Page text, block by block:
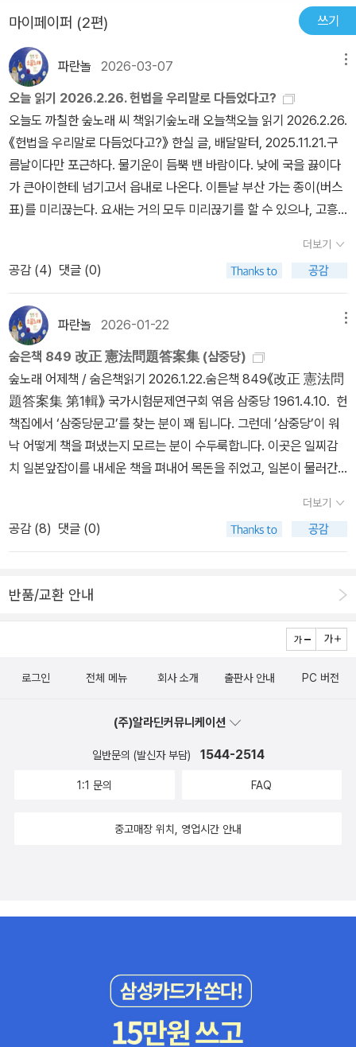
는 이름 아래 법과 제도의 보호를 받으며 행복을 추구해야 하는 대한
민국 국민으로, <헌법 필사>는 헌법에 어떤 내용이 있는지를 확실히
알 수 있게 합니다. 이 책을 통해 대한민국 헌법을 처음부터 끝까지 보
고 쓸 수 있습니다. 왼쪽은 헌법 내용이, 오른쪽엔 따라 쓸 수 있게 밑
줄이 그어져 있고, 스프링노트라 필사하기에 편합니다. 딱딱해서 이
해하기 힘든 법조문을 필사하다 보면 조금씩 이해할 수 있게 됩니다.
소설, 시, 명언 등을 필사하는 것도 좋지만, 특히 헌법을 필사해야 하
는 이유가 여기에 있습니다. 눈으로 읽기만 해선 무슨 말인지 알기 힘
든 법조문을 눈으로 보고 손으로 따라 쓰면, 머리를 거쳐 마음까지 와
닿게 됩니다. <헌법 필사>를 통해 대한민국 국민으로 헌법의 가치를
민국은 민주공화국이다'이고제2조가 '대한민국의 주권은 국민에게
있고, 모든 권력은 국민으로부터 나온다'입니다한번쯤은 들어보셨
죠?뭔가 시작부터 엄숙해지더라고요​제2장부터는 이 국민에 대한 조
항이 좀 더 자세히 기술되어요'모든 국민은 법 앞에 평등하다'는 제 11
조 1항에 나오고요그리고 국민의 자유와 권리에 대한 이야기가 나와
서진지하게 필사를 해가면서 그 내용들을 곱씹게 되더라고요​필사가
좋은 이유가 바로 여기에 있는 것 같아요우선 왼쪽 원문을 한번 눈으
로 읽고그 원문을 오른쪽에 손으로 한번 써본 뒤다시 한번 그 문장을
머릿속으로 곱씹으면서그 의미를 되새길 수 있거든요헌법은 한번쯤
서 매우 유익한 시간을 보내게 되었어요​제40조부터 시작하는 국회
에 대한 부분도 매우 흥미롭게 필사했어요특히 국회의 정기회에 대한
부분에 대하여 알 수 있게 되어 좋았습니다또한 국회의 예산안 심의
나 정부의 회계연도에 관한 사항과제65조 탄핵에 대한 사항은 정말
꼼꼼하게 공부한것 같아요우리나라도 탄핵이 이루어졌었기 때문에좀
더 관심이가는 항목이었습니다​그 다음으로 정부에 대한 제4장으로
넘어가면대통령과 국무총리와 국무위원등에 대하여 알게 됩니다정치
에 관심이 크게 없던 저도 이 부분을 읽으면서이제는 정치에 관심이
갈 것 같다는 생각이 들었고정치에 좀 더 관심을 가져야하겠다고 다
짐했습니다​감사원에 대한 항목으로 넘어가면서헌법은 드디어 제100
조까지 나갑니다​법원에 대한 장으로 넘어가면서 101조부터 진행된
등으로 세분화 되어 나가는데요나중에는 더 관심이 가는 분야에 대한
라를 더 잘 알게 되었다는 느낌이었어요법에 관심이 없던 분들도이렇
게 130개의 헌법 조문들을 주욱 필사해보는 경험을 통해우리나라 법
에 대한 관심도가 더 높아질 것 같습니다​필사 하는 것을 좋아하시는
분들이 종종 있는데이 책 추천드립니다^^'이 리뷰는 컬처블룸을 통해
'헌법 필사/더휴먼' 도서 서평단 모집 (발표일: 11/9) - 5 (컬처블룸
마이페이퍼 (2편) 쓰기
파란놀 2026-03-07
오늘 읽기 2026.2.26. 헌법을 우리말로 다듬었다고?
오늘도 까칠한 숲노래 씨 책읽기숲노래 오늘책오늘 읽기 2026.2.26.
《헌법을 우리말로 다듬었다고?》 한실 글, 배달말터, 2025.11.21.구
름날이다만 포근하다. 물기운이 듬뿍 밴 바람이다. 낮에 국을 끓이다
가 큰아이한테 넘기고서 읍내로 나온다. 이튿날 부산 가는 종이(버스
표)를 미리끊는다. 요새는 거의 모두 미리끊기를 할 수 있으나, 고흥
이 시외버스는 순천을 거치는데, 순천에서는 미리끊기를 할 수 있더
라. 낮에 빨래를 담가 놓고서 헹구지 않은 줄 저녁에 알아차린다. 저물
녘에 헹구어 마당에서 한동안 말리고서 집으로 들인다. 아이들한테
‘까칠말씨·거친말씨’ 둘이 어떻게 다른지 들려준다. 눈치를 볼 까닭이
없이 속빛을 보면서 참말을 하기에 ‘까칠’하다면, 남도 나도 안 보면서
겉에 얽매이기에 ‘거칠’다. 눈여겨보지 않거나 귀담아듣지 않으면 ‘까
칠·거칠’을 못 가린다. 《헌법을 우리말로 다듬었다고?》를 읽었다. 으
뜸길(헌법)을 다룬 책이 꽤 있고, 이오덕 님도 으뜸길을 어린이가 읽
을 만하게 손질한 책을 내놓기도 했다. 굳이 길(법)을 손질해야 할까
싶기도 했지만, 여러 사람이 여러 눈길로 으뜸길을 손질한다면, 이러
한 글이 길잡이 구실을 하면서 말길과 글길을 가다듬는 눈금으로 삼
을 수 있을 듯하다. 나도 나중에 ‘길손질’을 해봐야겠다. 우리나라는
아직도 일본한자말과 일본말씨와 옮김말씨를 버무려야 똑똑하다(전
를 아름답게 가꾸는 첫길을 연다고 본다.ㅍㄹㄴ글 : 숲노래·파란놀(최
는 말밑 꾸러미 사전》, 《미래세대를 위한 우리말과 문해력》, 《들꽃내
음 따라 걷다가 작은책집을 보았습니다》, 《우리말꽃》, 《쉬운 말이 평
화》, 《곁말》, 《책숲마실》, 《우리말 수수께끼 동시》, 《시골에서 살림
klove+40년 전 사건 '미투'한 60대 여성의 호소 '민주당은 성비위
429400與, 법왜곡죄 본회의 상정 직전 또 수정…법조계선 우려 여
전(종합2보)https://n.news.naver.com/mnews/article/001/0
기의혹 1호로 정원오부터 조사해야'https://n.news.naver.com/m
100+Shelly-Ann Fraser-Pryce DESTROYS Parents In So
w.youtube.com/watch?v=ImkckLE4rSQ100 FUNNIEST Bi
cycle Rides (& fails) From Red Bull Stalen Roshttps://ww
w.youtube.com/watch?v=v4tl9bD8tQI
더보기
공감 (4) 댓글 (0)
파란놀 2026-01-22
숨은책 849 改正 憲法問題答案集 (삼중당)
숲노래 어제책 / 숨은책읽기 2026.1.22.숨은책 849《改正 憲法問
題答案集 第1輯》 국가시험문제연구회 엮음 삼중당 1961.4.10. 헌
책집에서 ‘삼중당문고’를 찾는 분이 꽤 됩니다. 그런데 ‘삼중당’이 워
낙 어떻게 책을 펴냈는지 모르는 분이 수두룩합니다. 이곳은 일찌감
치 일본앞잡이를 내세운 책을 펴내어 목돈을 쥐었고, 일본이 물러간
나같이 ‘일본에서 나온 배움책’을 슬그머니 들여온 책으로 장사했습
니다. 글삯(저작권)이란 아예 안 쳐다보던 지난날이라고만 할 수는 없
습니다. 이미 이 나라는 ‘법(法)’도 일본이 세우고 벼린 틀을 그대로
부터 우리 손끝으로 가다듬으면서 우리 아이들이 물려받을 만한 얼개
에 나오기도 했지만, 토씨만 한글인 채 “그냥 일본말·일본글”은 민낯
길’을 세울 노릇입니다. 앞으로는 ‘으뜸길’을 놓을 일입니다. 손댈 곳
맑게 새길을 열어야, 비로소 아이가 태어나서 마음껏 꿈씨를 심을 나
라일 수 있습니다.ㅍㄹㄴ글 : 숲노래·파란놀(최종규). 낱말책을 쓴다.
《미래세대를 위한 우리말과 문해력》, 《들꽃내음 따라 걷다가 작은책
더보기
공감 (8) 댓글 (0)
반품/교환 안내
로그인 전체 메뉴 회사 소개 출판사 안내 PC 버전
(주)알라딘커뮤니케이션
일반문의 (발신자 부담) 1544-2514
1:1 문의 FAQ
중고매장 위치, 영업시간 안내